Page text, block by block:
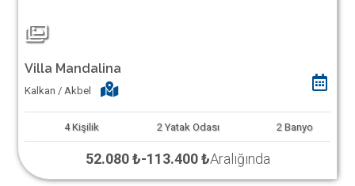
Villa Mandalina
Kalkan / Akbel
4 Kişilik 2 Yatak Odası 2 Banyo
52.080 ₺-113.400 ₺Aralığında